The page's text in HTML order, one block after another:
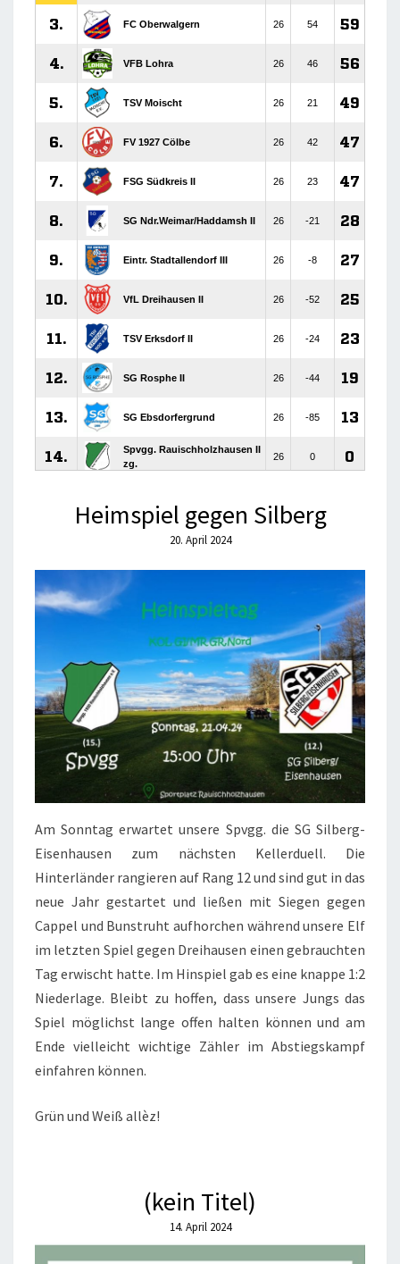
Heimspiel gegen Silberg
20. April 2024
Am Sonntag erwartet unsere Spvgg. die SG Silberg-
Eisenhausen zum nächsten Kellerduell. Die
Hinterländer rangieren auf Rang 12 und sind gut in das
neue Jahr gestartet und ließen mit Siegen gegen
Cappel und Bunstruht aufhorchen während unsere Elf
im letzten Spiel gegen Dreihausen einen gebrauchten
Tag erwischt hatte. Im Hinspiel gab es eine knappe 1:2
Niederlage. Bleibt zu hoffen, dass unsere Jungs das
Spiel möglichst lange offen halten können und am
Ende vielleicht wichtige Zähler im Abstiegskampf
einfahren können.
Grün und Weiß allèz!
(kein Titel)
14. April 2024